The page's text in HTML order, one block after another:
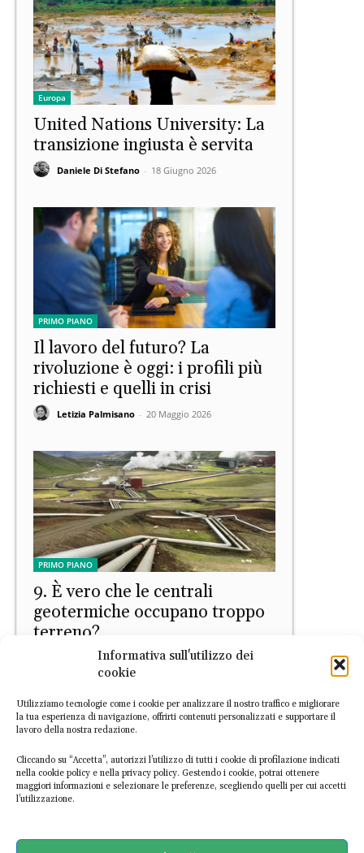
Informativa sull'utilizzo dei
cookie
Utilizziamo tecnologie come i cookie per analizzare il nostro traffico e migliorare
la tua esperienza di navigazione, offrirti contenuti personalizzati e supportare il
lavoro della nostra redazione.
Cliccando su “Accetta”, autorizzi l’utilizzo di tutti i cookie di profilazione indicati
nella cookie policy e nella privacy policy. Gestendo i cookie, potrai ottenere
maggiori informazioni e selezionare le preferenze, scegliendo quelli per cui accetti
l’utilizzazione.
Europa
United Nations University: La
transizione ingiusta è servita
Daniele Di Stefano - 18 Giugno 2026
PRIMO PIANO
Il lavoro del futuro? La
rivoluzione è oggi: i profili più
richiesti e quelli in crisi
Letizia Palmisano - 20 Maggio 2026
PRIMO PIANO
9. È vero che le centrali
geotermiche occupano troppo
terreno?
Letizia Palmisano - 30 Aprile 2026
Clima e rinnovabili, i nuovi